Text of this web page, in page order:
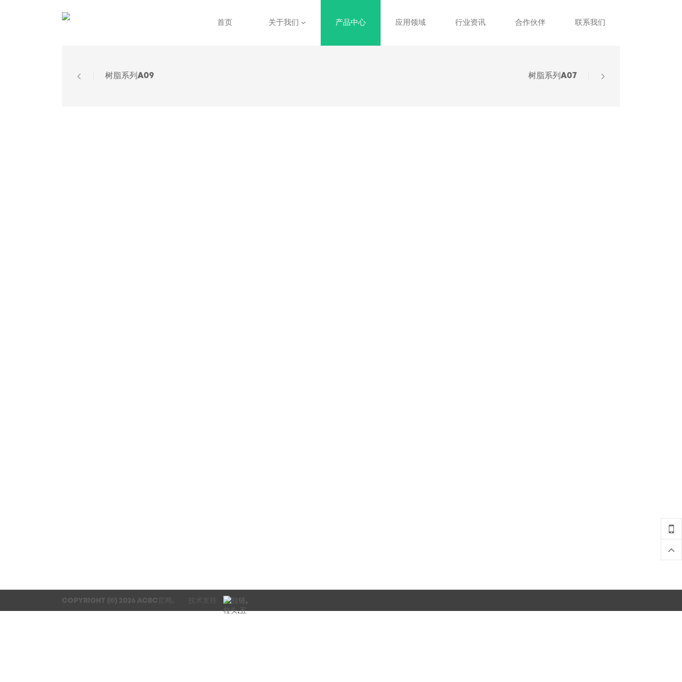
首页 关于我们 产品中心 应用领域 行业资讯 合作伙伴 联系我们
树脂系列A09 树脂系列A07
COPYRIGHT (©) 2026 ACBC官网. 技术支持